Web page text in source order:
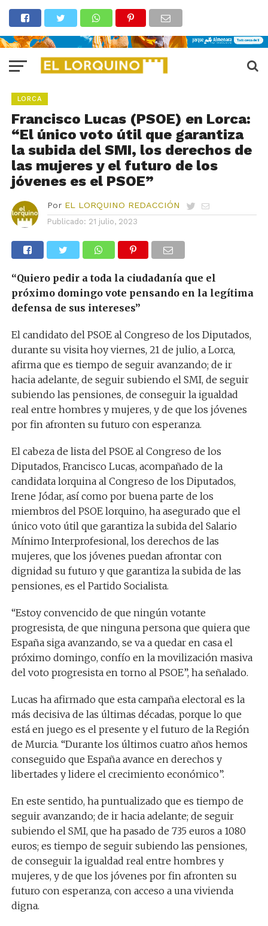
LORCA
Francisco Lucas (PSOE) en Lorca:
“El único voto útil que garantiza
la subida del SMI, los derechos de
las mujeres y el futuro de los
jóvenes es el PSOE”
Por EL LORQUINO REDACCIÓN
Publicado: 21 julio, 2023
“Quiero pedir a toda la ciudadanía que el
próximo domingo vote pensando en la legítima
defensa de sus intereses”
El candidato del PSOE al Congreso de los Diputados,
durante su visita hoy viernes, 21 de julio, a Lorca,
afirma que es tiempo de seguir avanzando; de ir
hacia adelante, de seguir subiendo el SMI, de seguir
subiendo las pensiones, de conseguir la igualdad
real entre hombres y mujeres, y de que los jóvenes
por fin afronten su futuro con esperanza.
El cabeza de lista del PSOE al Congreso de los
Diputados, Francisco Lucas, acompañado de la
candidata lorquina al Congreso de los Diputados,
Irene Jódar, así como por buena parte de los
miembros del PSOE lorquino, ha asegurado que el
único voto útil que garantiza la subida del Salario
Mínimo Interprofesional, los derechos de las
mujeres, que los jóvenes puedan afrontar con
dignidad su futuro y que garantiza la subida de las
pensiones, es el Partido Socialista.
“Estoy convencido de que ningún votante
progresista, de que ninguna persona que quiera que
España siga avanzando, se va a quedar en casa el
próximo domingo, confío en la movilización masiva
del voto progresista en torno al PSOE”, ha señalado.
Lucas ha afirmado que esta campaña electoral es la
más decisiva de las últimas décadas, porque lo que
está en juego es el presente y el futuro de la Región
de Murcia. “Durante los últimos cuatro años hemos
conseguido que España avance en derechos y
libertades y lidere el crecimiento económico”.
En este sentido, ha puntualizado que es tiempo de
seguir avanzando; de ir hacia adelante; de seguir
subiendo el SMI, que ha pasado de 735 euros a 1080
euros; es tiempo de seguir subiendo las pensiones,
de conseguir la igualdad real entre hombres y
mujeres, y de que los jóvenes por fin afronten su
futuro con esperanza, con acceso a una vivienda
digna.